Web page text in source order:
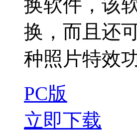
换软件，该
换，而且还
种照片特效
PC版
立即下载